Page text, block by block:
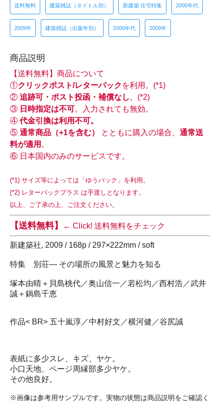
送料無料 建築雑誌（タイトル別） 新建築 住宅特集 2000年代
2009年 建築雑誌（出版年別） 2000年代 2009年
商品説明
【送料無料】商品について
①クリックポスト/レターパック を利用。(*1)
② 追跡可・ポスト投函・補償なし 。(*2)
③ 日時指定は不可。入力されても無効。
④代金引換は利用不可。
⑤ 通常商品（+1を含む） とともに購入の場合、 通常送
料が適用 。
⑥ 日本国内のみのサービスです。
(*1) サイズ等によっては「ゆうパック」を利用。
(*2) レターパックプラス は手渡しとなります。
以上、ご了承の上、ご注文ください。
【送料無料】 ← Click! 送料無料をチェック
新建築社, 2009 / 168p / 297×222mm / soft
特集 別荘― その場所の風景と魅力を知る
塚本由晴＋貝島桃代／奥山信一／若松均／西村浩／武井
誠＋鍋島千恵
作品< BR> 五十嵐淳／中村好文／横河健／谷尻誠
表紙に多少スレ、キズ、ヤケ。
小口天地、ページ周縁部多少ヤケ。
その他良好。
※画像は参考用サンプルです。実物の状態は商品説明をご確認く